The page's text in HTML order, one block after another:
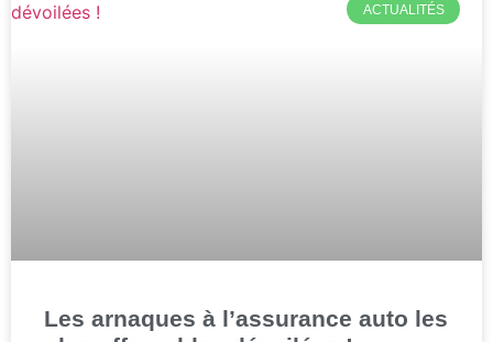
ACTUALITÉS
Les arnaques à l’assurance auto les